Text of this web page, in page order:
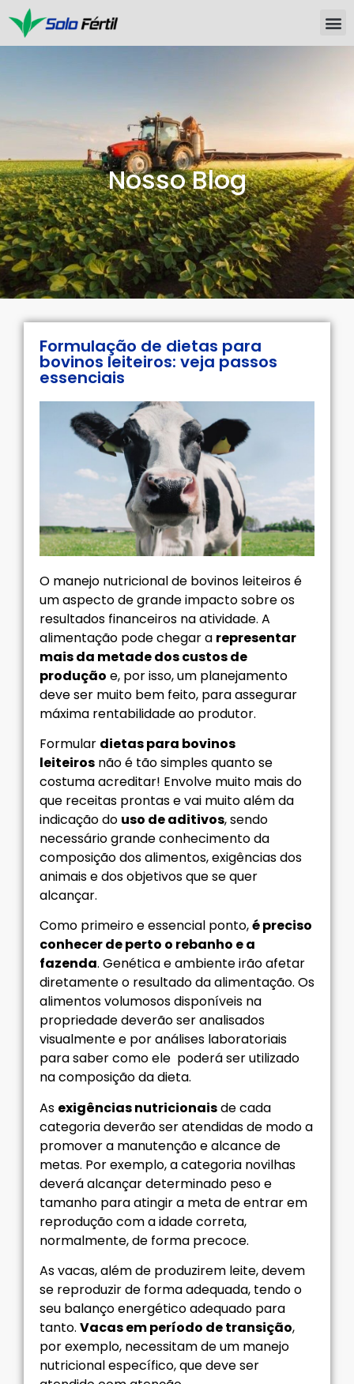
Nosso Blog
Formulação de dietas para
bovinos leiteiros: veja passos
essenciais
O manejo nutricional de bovinos leiteiros é
um aspecto de grande impacto sobre os
resultados financeiros na atividade. A
alimentação pode chegar a representar
mais da metade dos custos de
produção e, por isso, um planejamento
deve ser muito bem feito, para assegurar
máxima rentabilidade ao produtor.
Formular dietas para bovinos
leiteiros não é tão simples quanto se
costuma acreditar! Envolve muito mais do
que receitas prontas e vai muito além da
indicação do uso de aditivos, sendo
necessário grande conhecimento da
composição dos alimentos, exigências dos
animais e dos objetivos que se quer
alcançar.
Como primeiro e essencial ponto,é preciso
conhecer de perto o rebanho e a
fazenda. Genética e ambiente irão afetar
diretamente o resultado da alimentação. Os
alimentos volumosos disponíveis na
propriedade deverão ser analisados
visualmente e por análises laboratoriais
para saber como ele poderá ser utilizado
na composição da dieta.
As exigências nutricionaisde cada
categoria deverão ser atendidas de modo a
promover a manutenção e alcance de
metas. Por exemplo, a categoria novilhas
deverá alcançar determinado peso e
tamanho para atingir a meta de entrar em
reprodução com a idade correta,
normalmente, de forma precoce.
As vacas, além de produzirem leite, devem
se reproduzir de forma adequada, tendo o
seu balanço energético adequado para
tanto. Vacas em período de transição,
por exemplo, necessitam de um manejo
nutricional específico, que deve ser